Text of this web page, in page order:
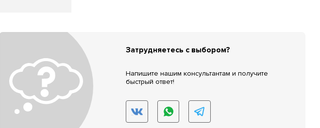
Затрудняетесь с выбором?
Напишите нашим консультантам и получите
быстрый ответ!